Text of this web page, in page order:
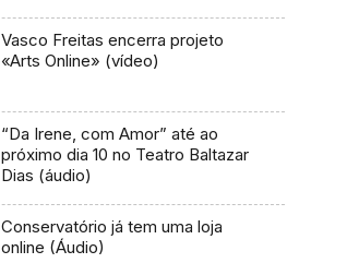
Vasco Freitas encerra projeto
«Arts Online» (vídeo)
“Da Irene, com Amor” até ao
próximo dia 10 no Teatro Baltazar
Dias (áudio)
Conservatório já tem uma loja
online (Áudio)